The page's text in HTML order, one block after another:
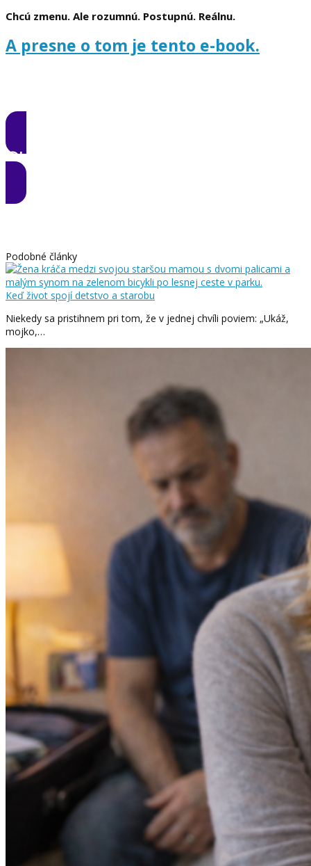
Chcú zmenu. Ale rozumnú. Postupnú. Reálnu.
A presne o tom je tento e-book.
CHCEM ZMENU
Podobné články
Keď život spojí detstvo a starobu
Niekedy sa pristihnem pri tom, že v jednej chvíli poviem: „Ukáž,
mojko,…